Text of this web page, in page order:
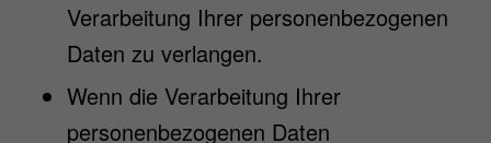
Verarbeitung Ihrer personenbezogenen
Daten zu verlangen.
Wenn die Verarbeitung Ihrer
personenbezogenen Daten